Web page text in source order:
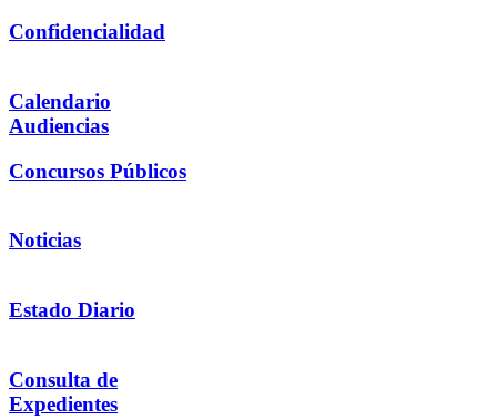
Confidencialidad
Calendario
Audiencias
Concursos Públicos
Noticias
Estado Diario
Consulta de
Expedientes